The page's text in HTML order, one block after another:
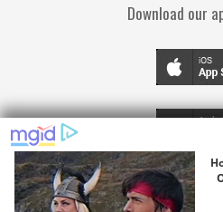
Download our